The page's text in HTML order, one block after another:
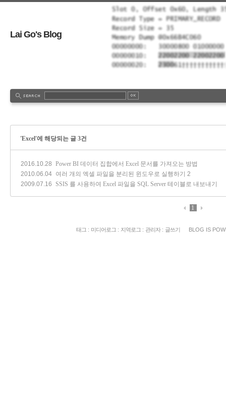
Lai Go's Blog
'Excel'에 해당되는 글 3건
2016.10.28 Power BI 데이터 집합에서 Excel 문서를 가져오는 방법
2010.06.04 여러 개의 엑셀 파일을 분리된 윈도우로 실행하기 2
2009.07.16
SSIS 를 사용하여 Excel 파일을 SQL Server 테이블로 내보내기
1
태그 : 미디어로그 : 지역로그 : 관리자: 글쓰기 BLOG IS